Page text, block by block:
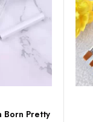
Born Pretty